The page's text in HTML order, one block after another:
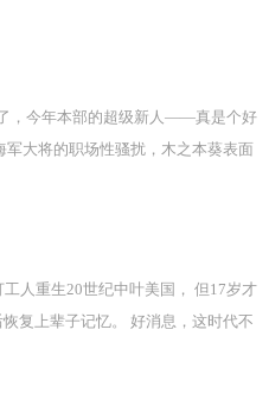
时代经济上行之美、文娱产业还在生
果，其实根本不适合亚洲女孩，放
到‘美\\’——都是人本身够美，硬撑起
是时间淘洗的结果，其实粗糙辣眼
子还得从南韩开始：前后辈等级制
，是‘脸蛋天才\\’，是‘国民初恋\\’，
‘亚洲之星\\’...最后是‘时代传奇\\’ps.
代的故事，现在轮到南韩了。而要
，今年本部的超级新人——真是个好
军大将的职场性骚扰，木之本葵表面
批。 呵呵，谁让本小姐年少见惯大场
学时代在揍敌客家族勤工俭学， 兼
教， 所以才成长成了现在的好女人
工人重生20世纪中叶美国， 但17岁才
复上辈子记忆。 好消息，这时代不
技，她基本能过上现代生活 坏消息，